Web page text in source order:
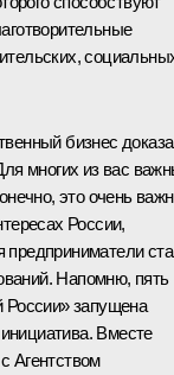
бизнес
многих из вас
это очень
России,
Напомню, пять
России» запущена
Вместе
Агентством